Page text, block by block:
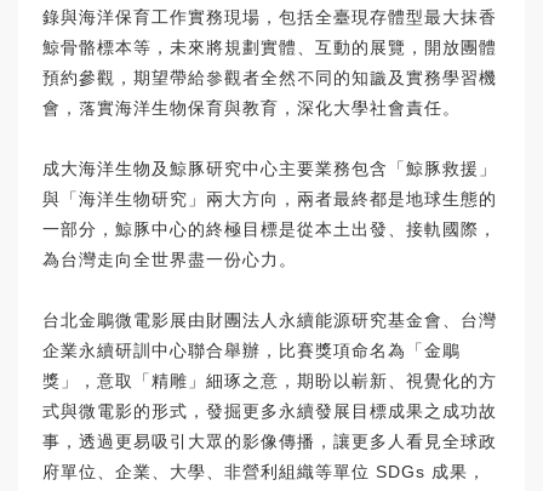
錄與海洋保育工作實務現場，包括全臺現存體型最大抹香
鯨骨骼標本等，未來將規劃實體、互動的展覽，開放團體
預約參觀，期望帶給參觀者全然不同的知識及實務學習機
會，落實海洋生物保育與教育，深化大學社會責任。
成大海洋生物及鯨豚研究中心主要業務包含「鯨豚救援」
與「海洋生物研究」兩大方向，兩者最終都是地球生態的
一部分，鯨豚中心的終極目標是從本土出發、接軌國際，
為台灣走向全世界盡一份心力。
台北金鵰微電影展由財團法人永續能源研究基金會、台灣
企業永續研訓中心聯合舉辦，比賽獎項命名為「金鵰
獎」，意取「精雕」細琢之意，期盼以嶄新、視覺化的方
式與微電影的形式，發掘更多永續發展目標成果之成功故
事，透過更易吸引大眾的影像傳播，讓更多人看見全球政
府單位、企業、大學、非營利組織等單位 SDGs 成果，